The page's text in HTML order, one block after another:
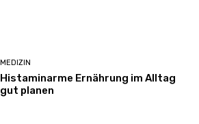
MEDIZIN
Histaminarme Ernährung im Alltag
gut planen